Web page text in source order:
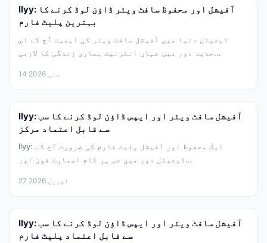
llyy: آفیشل اور محفوظ سافٹ ویئر ڈاؤن لوڈ کرنے کا
بہترین پلیٹ فارم
ڈیجیٹل دنیا میں آفیشل سافٹ ویئر کی اہمیت آج کے اس
جدید دور میں جہاں انٹرنیٹ ہماری زندگی کا لازمی...
14 مئی 2026
llyy: آفیشل سافٹ ویئر اور ایپس ڈاؤن لوڈ کرنے کا سب
سے قابل اعتماد مرکز
llyy: ایک محفوظ اور آفیشل پلیٹ فارم کی ضرورت آج کے
ڈیجیٹل دور میں جب ہر کام اسمارٹ فون اور...
27 اپریل 2026
llyy: آفیشل سافٹ ویئر اور ایپس ڈاؤن لوڈ کرنے کا سب
سے قابل اعتماد پلیٹ فارم